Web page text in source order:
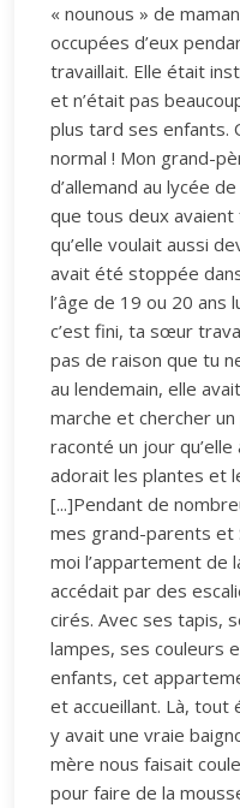
« nounous » de
occupées d’eux
travaillait. Elle était
et n’était pas
plus tard ses enfants.
normal ! Mon grand-
d’allemand au lycée
que tous deux
qu’elle voulait aussi
avait été stoppée
l’âge de 19 ou 20 ans
c’est fini, ta sœur
pas de raison que tu
au lendemain, elle
marche et chercher
raconté un jour
adorait les plantes et
[...]Pendant de
mes grand-parents et
moi l’appartement de
accédait par des
cirés. Avec ses tapis,
lampes, ses couleurs
enfants, cet
et accueillant. Là, tout
y avait une vraie
mère nous faisait
pour faire de la